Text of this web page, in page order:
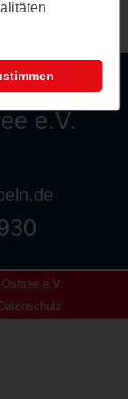
e.V.
e.V.